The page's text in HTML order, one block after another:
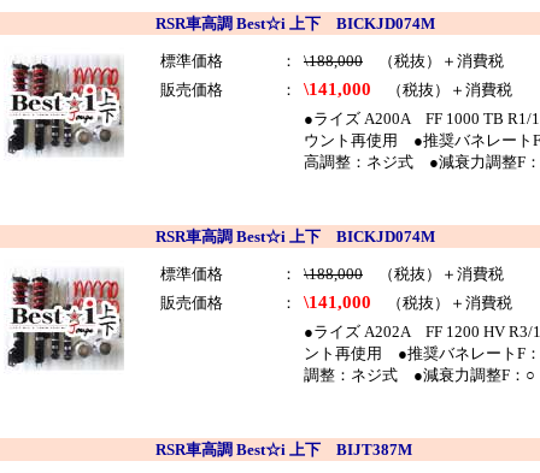
RSR車高調 Best☆i 上下 BICKJD074M
標準価格 ： \188,000 （税抜）＋消費税
販売価格
： \141,000 （税抜）＋消費税
●ライズ A200A FF 1000 TB
ウント再使用 ●推奨バネレー
高調整：ネジ式 ●減衰力調整F
RSR車高調 Best☆i 上下 BICKJD074M
標準価格 ： \188,000 （税抜）＋消費税
販売価格
： \141,000 （税抜）＋消費税
●ライズ A202A FF 1200 HV
ント再使用 ●推奨バネレートF
調整：ネジ式 ●減衰力調整F：
RSR車高調 Best☆i 上下 BIJT387M